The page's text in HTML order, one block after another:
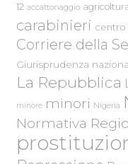
12 accattonaggio
carabinieri centro
Corriere della
Giurisprudenza
La Repubblica
minore minori Nigeria
Normativa